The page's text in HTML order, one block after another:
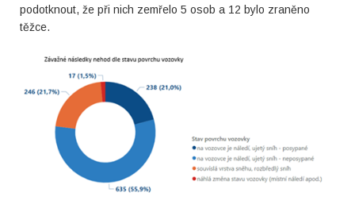
podotknout, že při nich zemřelo 5 osob a 12 bylo zraněno
těžce.